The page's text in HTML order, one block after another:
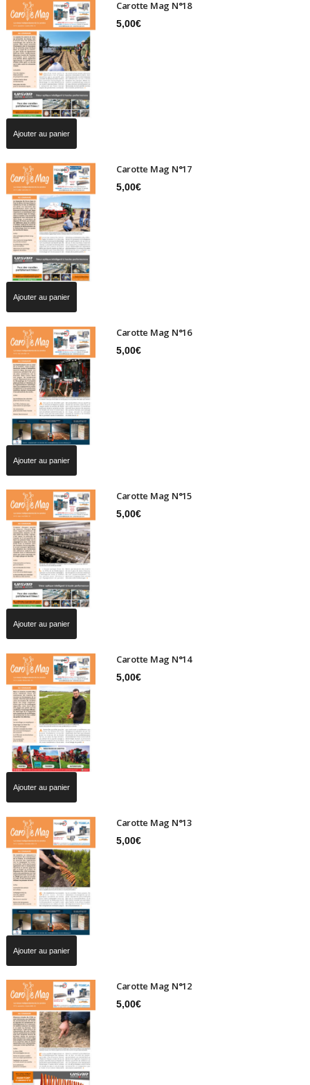
Carotte Mag N°18
5,00€
Ajouter au panier
Carotte Mag N°17
5,00€
Ajouter au panier
Carotte Mag N°16
5,00€
Ajouter au panier
Carotte Mag N°15
5,00€
Ajouter au panier
Carotte Mag N°14
5,00€
Ajouter au panier
Carotte Mag N°13
5,00€
Ajouter au panier
Carotte Mag N°12
5,00€